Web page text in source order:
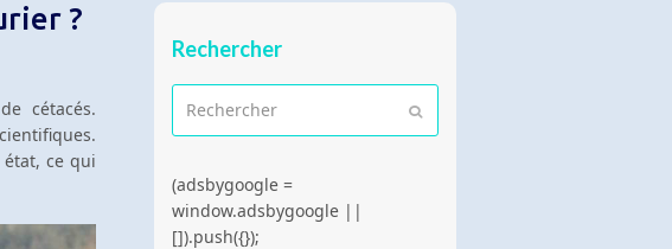
?
cétacés.
ce qui
Rechercher
Rechercher
(adsbygoogle =
window.adsbygoogle ||
[]).push({});